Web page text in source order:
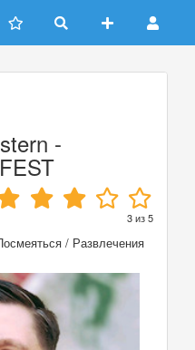
-
3из5
/ Развлечения